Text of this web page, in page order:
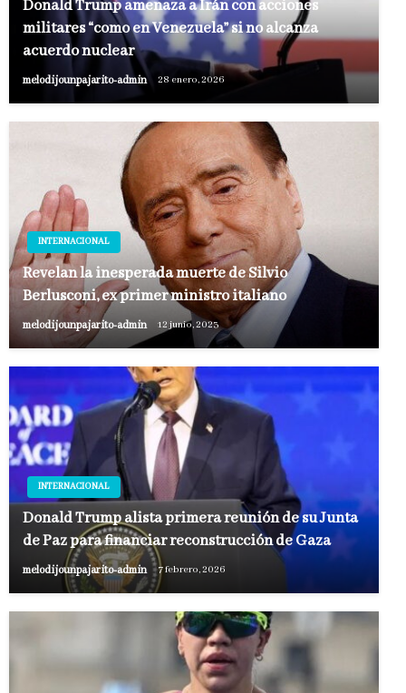
Donald Trump amenaza a Irán con acciones
militares “como en Venezuela” si no alcanza
acuerdo nuclear
melodijounpajarito-admin 28 enero, 2026
INTERNACIONAL
Revelan la inesperada muerte de Silvio
Berlusconi, ex primer ministro italiano
melodijounpajarito-admin 12 junio, 2023
INTERNACIONAL
Donald Trump alista primera reunión de su Junta
de Paz para financiar reconstrucción de Gaza
melodijounpajarito-admin 7 febrero, 2026